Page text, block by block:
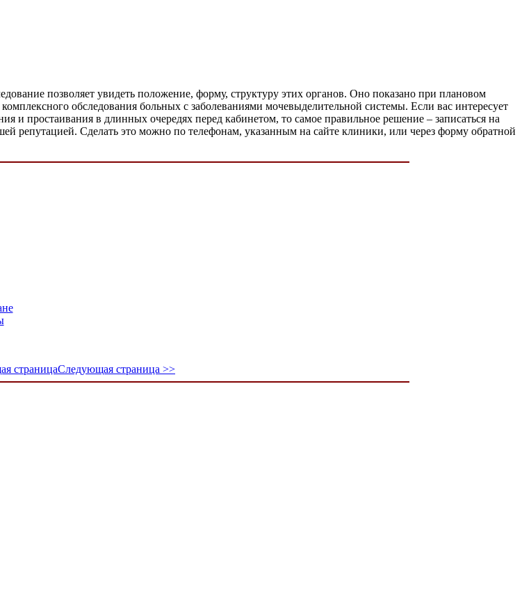
позволяет увидеть положение, форму, структуру этих органов. Оно показано при плановом
обследования больных с заболеваниями мочевыделительной системы. Если вас интересует
и простаивания в длинных очередях перед кабинетом, то самое правильное решение – записаться на
репутацией. Сделать это можно по телефонам, указанным на сайте клиники, или через форму обратной
страницаСледующая страница >>